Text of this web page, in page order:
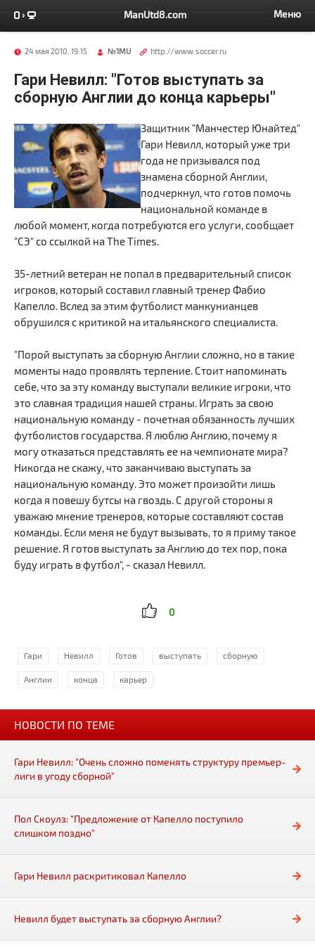
ManUtd8.com Меню
24 мая 2010, 19:15 №1MU http://www.soccer.ru
Гари Невилл: "Готов выступать за
сборную Англии до конца карьеры"
Защитник "Манчестер Юнайтед"
Гари Невилл, который уже три
года не призывался под
знамена сборной Англии,
подчеркнул, что готов помочь
национальной команде в
любой момент, когда потребуются его услуги, сообщает
"СЭ" со ссылкой на The Times.
35-летний ветеран не попал в предварительный список
игроков, который составил главный тренер Фабио
Капелло. Вслед за этим футболист манкунианцев
обрушился с критикой на итальянского специалиста.
"Порой выступать за сборную Англии сложно, но в такие
моменты надо проявлять терпение. Стоит напоминать
себе, что за эту команду выступали великие игроки, что
это славная традиция нашей страны. Играть за свою
национальную команду - почетная обязанность лучших
футболистов государства. Я люблю Англию, почему я
могу отказаться представлять ее на чемпионате мира?
Никогда не скажу, что заканчиваю выступать за
национальную команду. Это может произойти лишь
когда я повешу бутсы на гвоздь. С другой стороны я
уважаю мнение тренеров, которые составляют состав
команды. Если меня не будут вызывать, то я приму такое
решение. Я готов выступать за Англию до тех пор, пока
буду играть в футбол", - сказал Невилл.
0
Гари Невилл Готов выступать сборную
Англии конца карьер
НОВОСТИ ПО ТЕМЕ
Гари Невилл: "Очень сложно поменять структуру премьер-
лиги в угоду сборной"
Пол Скоулз: "Предложение от Капелло поступило
слишком поздно"
Гари Невилл раскритиковал Капелло
Невилл будет выступать за сборную Англии?